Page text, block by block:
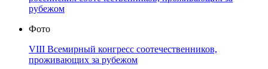
рубежом
Фото
VIII Всемирный конгресс соотечественников,
проживающих за рубежом